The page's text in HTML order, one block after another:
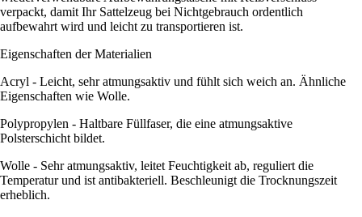
verpackt, damit Ihr Sattelzeug bei Nichtgebrauch ordentlich
aufbewahrt wird und leicht zu transportieren ist.
Eigenschaften der Materialien
Acryl - Leicht, sehr atmungsaktiv und fühlt sich weich an. Ähnliche
Eigenschaften wie Wolle.
Polypropylen - Haltbare Füllfaser, die eine atmungsaktive
Polsterschicht bildet.
Wolle - Sehr atmungsaktiv, leitet Feuchtigkeit ab, reguliert die
Temperatur und ist antibakteriell. Beschleunigt die Trocknungszeit
erheblich.